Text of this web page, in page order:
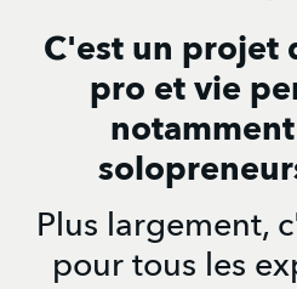
C'est un projet
pro et vie
Plus largement,
pour tous les